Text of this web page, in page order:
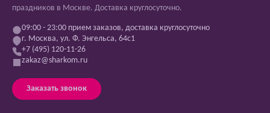
праздников в Москве. Доставка круглосуточно.
09:00 - 23:00 прием заказов, доставка круглосуточно
г. Москва, ул. Ф. Энгельса, 64с1
+7 (495) 120-11-26
zakaz@sharkom.ru
Заказать звонок